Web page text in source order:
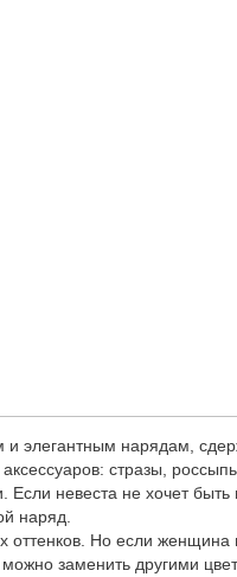
элегантным нарядам,
стразы,
Если невеста не хочет
наряд.
оттенков. Но если женщина
заменить другими